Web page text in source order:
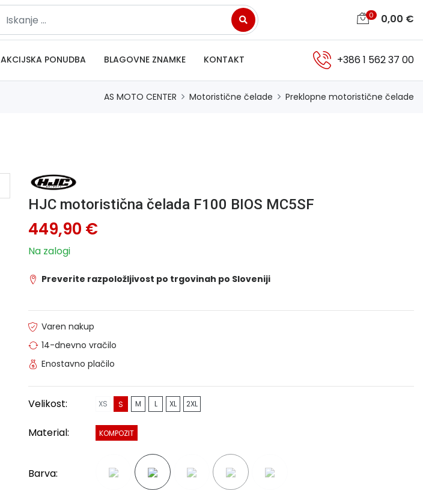
0 0,00 €
AKCIJSKA PONUDBA BLAGOVNE ZNAMKE KONTAKT +386 1 562 37 00
AS MOTO CENTER Motoristične čelade Preklopne motoristične čelade
HJC motoristična čelada F100 BIOS MC5SF
449,90 €
Na zalogi
Preverite razpoložljivost po trgovinah po Sloveniji
Varen nakup
14-dnevno vračilo
Enostavno plačilo
Velikost: XS S M L XL 2XL
Material: KOMPOZIT
Barva: